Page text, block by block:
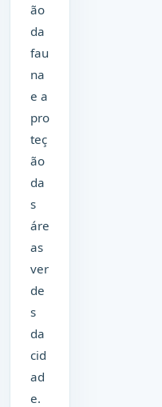
ão
da
fau
na
e a
pro
teç
ão
da
s
áre
as
ver
de
s
da
cid
ad
e.